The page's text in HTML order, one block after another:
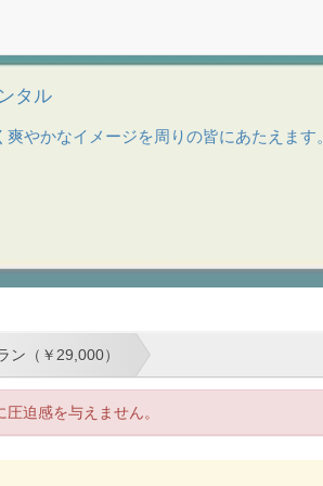
タル
やかなイメージを周りの皆にあたえます
（￥29,000）
迫感を与えません。